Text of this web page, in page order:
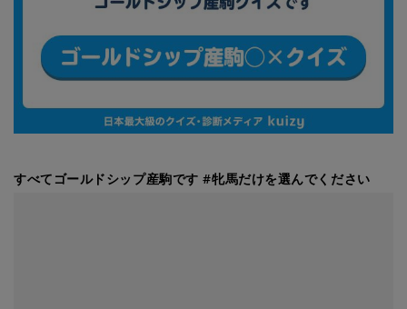
すべてゴールドシップ産駒です #牝馬だけを選んでください